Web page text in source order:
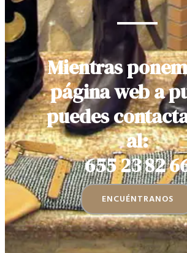
Mientras
página web a
puedes
al:
655 23 82
ENCUÉNTRANOS